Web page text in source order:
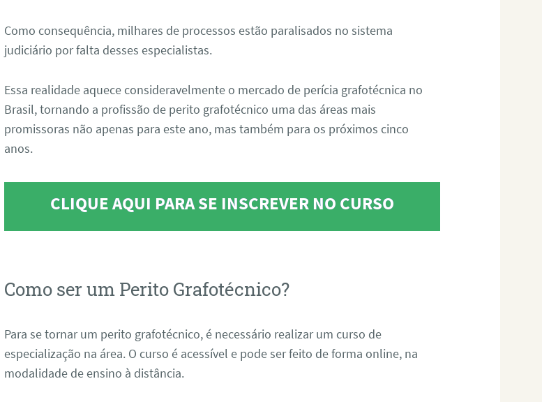
Como consequência, milhares de processos estão paralisados no sistema
judiciário por falta desses especialistas.
Essa realidade aquece consideravelmente o mercado de perícia grafotécnica no
Brasil, tornando a profissão de perito grafotécnico uma das áreas mais
promissoras não apenas para este ano, mas também para os próximos cinco
anos.
CLIQUE AQUI PARA SE INSCREVER NO CURSO
Como ser um Perito Grafotécnico?
Para se tornar um perito grafotécnico, é necessário realizar um curso de
especialização na área. O curso é acessível e pode ser feito de forma online, na
modalidade de ensino à distância.